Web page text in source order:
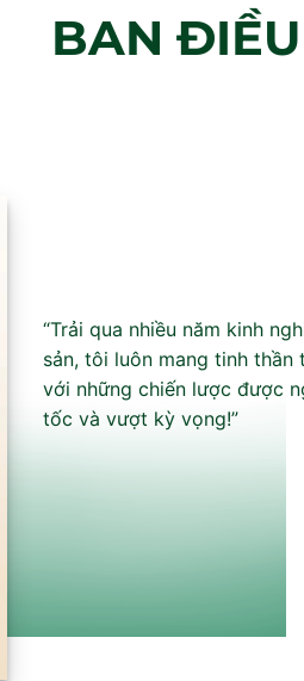
BAN
“Trải qua nhiều năm kinh
sản, tôi luôn mang tinh
với những chiến lược được
tốc và vượt kỳ vọng!”